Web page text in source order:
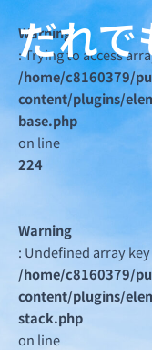
だれで
Warning
: Trying to access
/home/c8160379/
content/plugins/
base.php
on line
224
Warning
: Undefined array key
/home/c8160379/
content/plugins/
stack.php
on line